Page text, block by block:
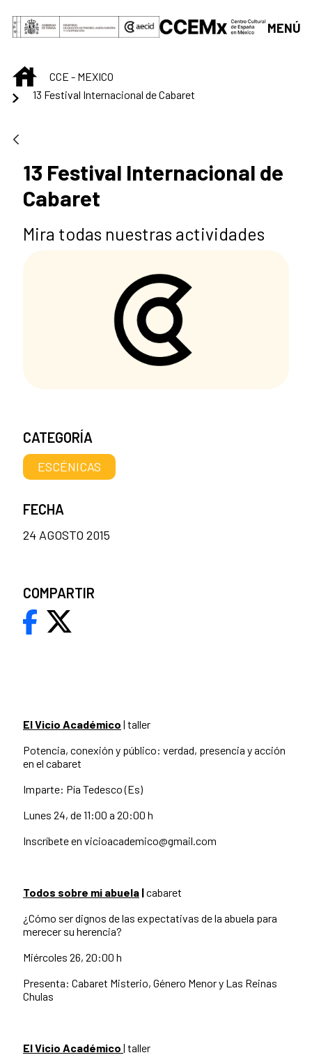
Saltar al contenido principal
MENÚ
INICIOCCE - MEXICO
13 Festival Internacional de Cabaret
13 Festival Internacional de
Cabaret
Mira todas nuestras actividades
El Vicio Académico | taller
Potencia, conexión y público: verdad, presencia y acción
en el cabaret
Imparte: Pía Tedesco (Es)
Lunes 24, de 11:00 a 20:00 h
Inscríbete en vicioacademico@gmail.com
Todos sobre mi abuela |cabaret
¿Cómo ser dignos de las expectativas de la abuela para
merecer su herencia?
Miércoles 26, 20:00 h
Presenta: Cabaret Misterio, Género Menor y Las Reinas
Chulas
El Vicio Académico | taller
CATEGORÍA
ESCÉNICAS
FECHA
24 AGOSTO 2015
COMPARTIR